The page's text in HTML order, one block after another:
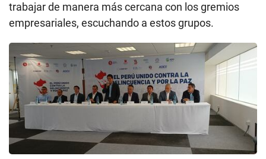
trabajar de manera más cercana con los gremios
empresariales, escuchando a estos grupos.